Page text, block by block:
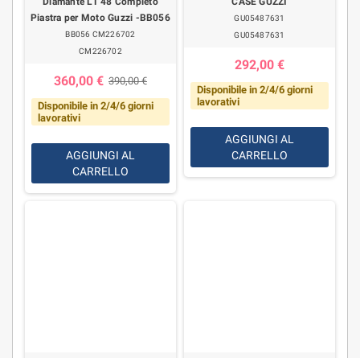
Piastra per Moto Guzzi -BB056
BB056 CM226702
CM226702
360,00 € 390,00 €
Disponibile in 2/4/6 giorni
lavorativi
AGGIUNGI AL
CARRELLO
GU05487631
GU05487631
292,00 €
Disponibile in 2/4/6 giorni
lavorativi
AGGIUNGI AL
CARRELLO